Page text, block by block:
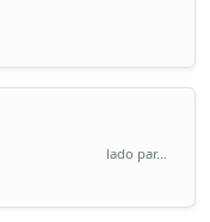
lado par...